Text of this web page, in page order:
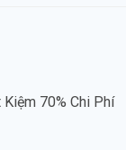
70% Chi Phí